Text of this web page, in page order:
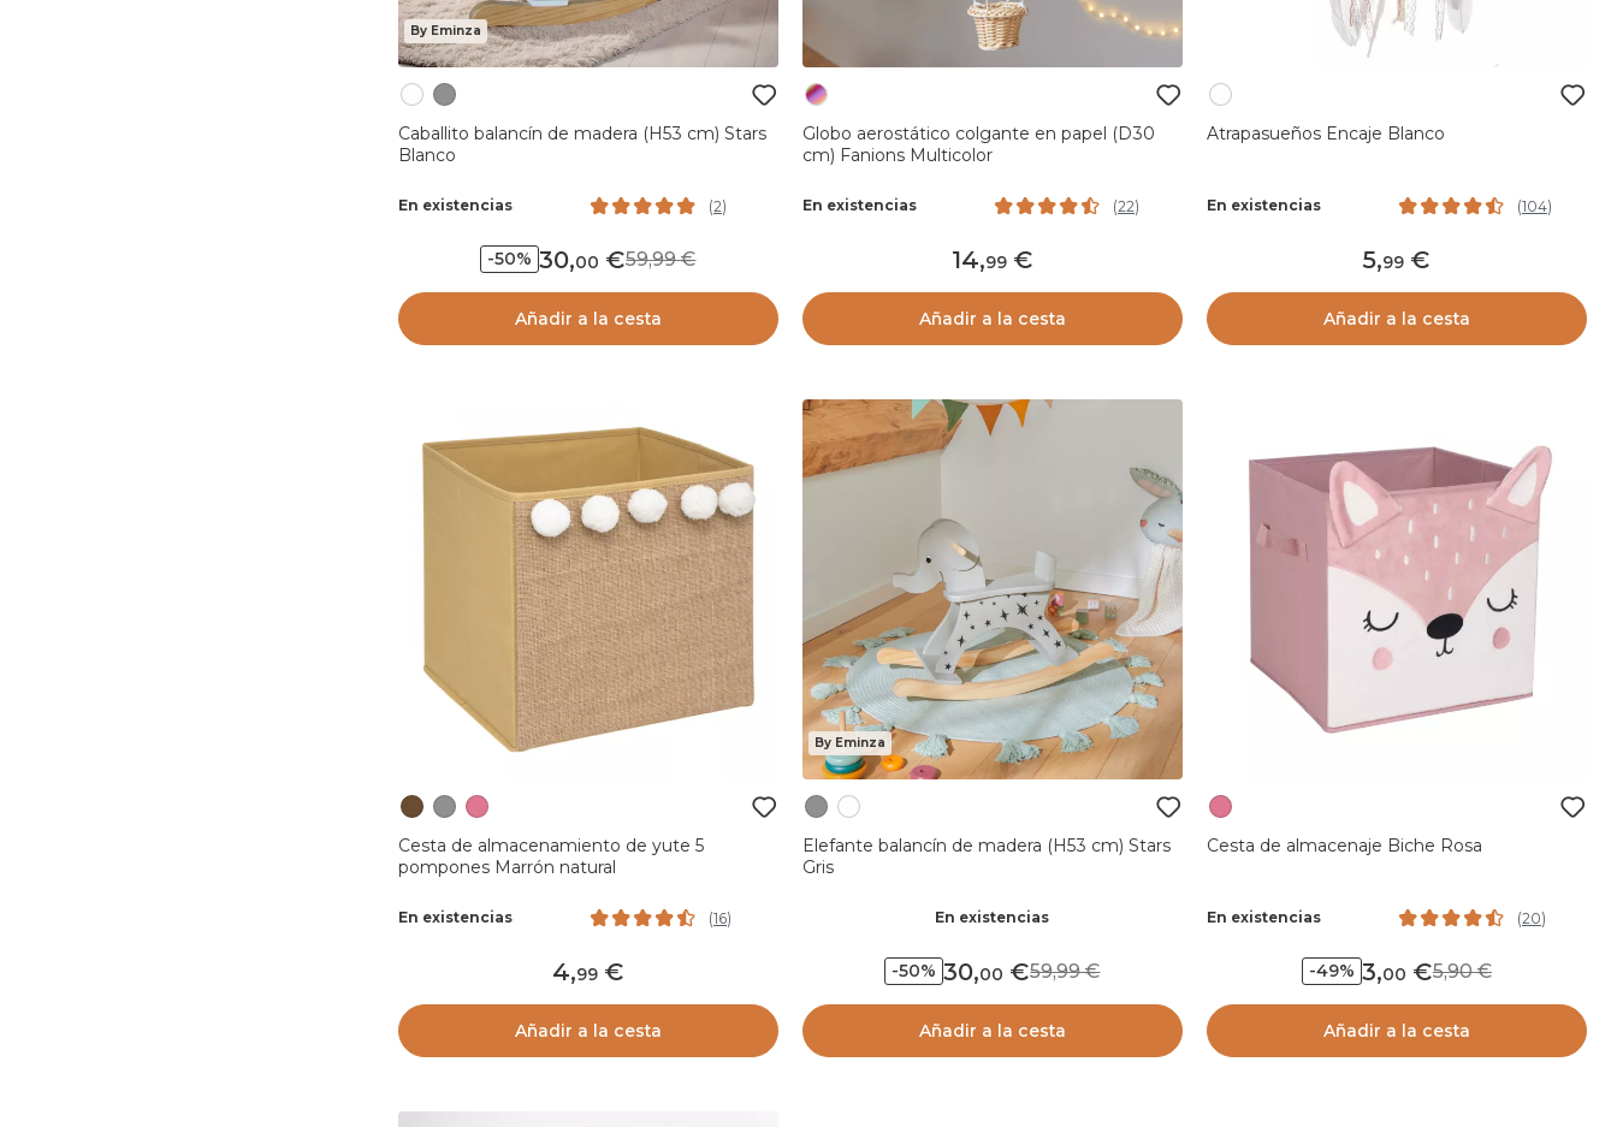
By Eminza
Caballito balancín de madera (H53 cm) Stars
Blanco
En existencias (2)
-50% 30,00 59,99
Añadir a la cesta
Globo aerostático colgante en papel (D30
cm) Fanions Multicolor
En existencias (22)
14,99
Añadir a la cesta
Atrapasueños Encaje Blanco
En existencias (104)
5,99
Añadir a la cesta
Cesta de almacenamiento de yute 5
pompones Marrón natural
En existencias (16)
4,99
Añadir a la cesta
By Eminza
Elefante balancín de madera (H53 cm) Stars
Gris
En existencias
-50% 30,00 59,99
Añadir a la cesta
Cesta de almacenaje Biche Rosa
En existencias (20)
-49% 3,00 5,90
Añadir a la cesta